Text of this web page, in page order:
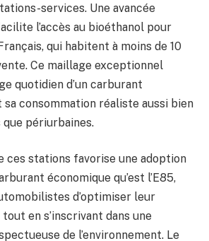
services. Une avancée
l’accès au bioéthanol pour
qui habitent à moins de 10
Ce maillage exceptionnel
quotidien d’un carburant
consommation réaliste aussi bien
que périurbaines.
ces stations favorise une adoption
économique qu’est l’E85,
d’optimiser leur
en s’inscrivant dans une
de l’environnement. Le